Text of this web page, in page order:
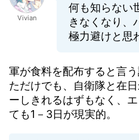
Vivian
何も知らない
きなくなり、
極力避けと思
軍が食料を配布すると言
ただけでも、自衛隊と在
ーしきれるはずもなく、
ても1－3日が現実的。